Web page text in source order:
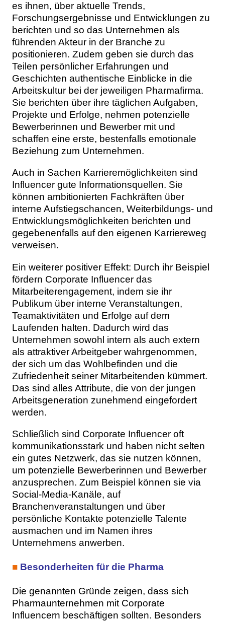
es ihnen, über aktuelle Trends,
Forschungsergebnisse und Entwicklungen zu
berichten und so das Unternehmen als
führenden Akteur in der Branche zu
positionieren. Zudem geben sie durch das
Teilen persönlicher Erfahrungen und
Geschichten authentische Einblicke in die
Arbeitskultur bei der jeweiligen Pharmafirma.
Sie berichten über ihre täglichen Aufgaben,
Projekte und Erfolge, nehmen potenzielle
Bewerberinnen und Bewerber mit und
schaffen eine erste, bestenfalls emotionale
Beziehung zum Unternehmen.
Auch in Sachen Karrieremöglichkeiten sind
Influencer gute Informationsquellen. Sie
können ambitionierten Fachkräften über
interne Aufstiegschancen, Weiterbildungs- und
Entwicklungsmöglichkeiten berichten und
gegebenenfalls auf den eigenen Karriereweg
verweisen.
Ein weiterer positiver Effekt: Durch ihr Beispiel
fördern Corporate Influencer das
Mitarbeiterengagement, indem sie ihr
Publikum über interne Veranstaltungen,
Teamaktivitäten und Erfolge auf dem
Laufenden halten. Dadurch wird das
Unternehmen sowohl intern als auch extern
als attraktiver Arbeitgeber wahrgenommen,
der sich um das Wohlbefinden und die
Zufriedenheit seiner Mitarbeitenden kümmert.
Das sind alles Attribute, die von der jungen
Arbeitsgeneration zunehmend eingefordert
werden.
Schließlich sind Corporate Influencer oft
kommunikationsstark und haben nicht selten
ein gutes Netzwerk, das sie nutzen können,
um potenzielle Bewerberinnen und Bewerber
anzusprechen. Zum Beispiel können sie via
Social-Media-Kanäle, auf
Branchenveranstaltungen und über
persönliche Kontakte potenzielle Talente
ausmachen und im Namen ihres
Unternehmens anwerben.
■ Besonderheiten für die Pharma
Die genannten Gründe zeigen, dass sich
Pharmaunternehmen mit Corporate
Influencern beschäftigen sollten. Besonders